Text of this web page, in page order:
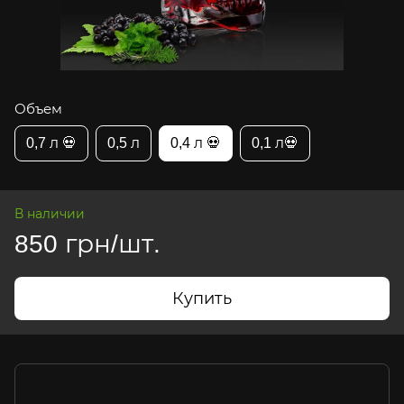
Объем
0,7 л 💀 0,5 л 0,4 л 💀 0,1 л💀
В наличии
850 грн/шт.
Купить